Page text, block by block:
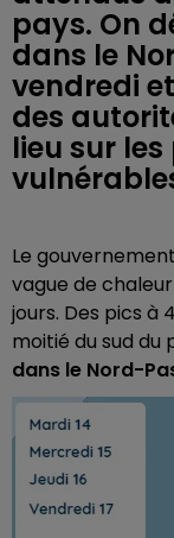
pays. On
dans le
vendredi
des
lieu sur
Le
vague de
jours. Des pics à
moitié du sud du
dans le Nord-